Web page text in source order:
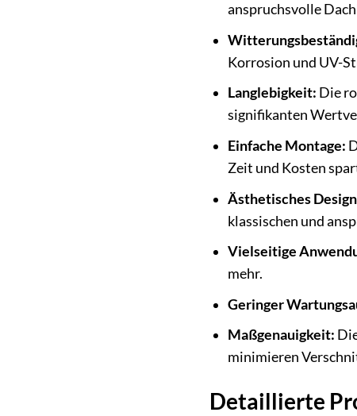
anspruchsvolle
Korrosion und UV-
Langlebigkeit: Die
signifikanten
Einfache Montage:
Zeit und Kosten
Ästhetisches
klassischen und
Vielseitige
mehr.
Geringer
Maßgenauigkeit:
minimieren
Detaillierte